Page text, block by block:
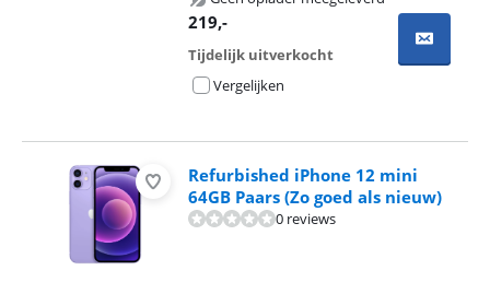
219,-
Tijdelijk uitverkocht
Vergelijken
Refurbished iPhone 12 mini
64GB Paars (Zo goed als nieuw)
0 reviews